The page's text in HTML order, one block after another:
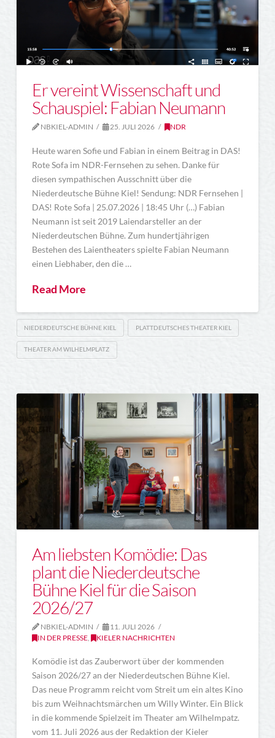
Er vereint Wissenschaft und
Schauspiel: Fabian Neumann
NBKIEL-ADMIN 25. JULI 2026 NDR
Heute waren Sofie und Fabian in einem Beitrag in DAS!
Rote Sofa im NDR-Fernsehen zu sehen. Danke für
diesen sympathischen Ausschnitt über die
Niederdeutsche Bühne Kiel! Sendung: NDR Fernsehen |
DAS! Rote Sofa | 25.07.2026 | 18:45 Uhr (…) Fabian
Neumann ist seit 2019 Laiendarsteller an der
Niederdeutschen Bühne. Zum hundertjährigen
Bestehen des Laientheaters spielte Fabian Neumann
einen Liebhaber, den die …
Read More
NIEDERDEUTSCHE BÜHNE KIEL PLATTDEUTSCHES THEATER KIEL
THEATER AM WILHELMPLATZ
Am liebsten Komödie: Das
plant die Niederdeutsche
Bühne Kiel für die Saison
2026/27
NBKIEL-ADMIN
11. JULI 2026
IN DER PRESSE, KIELER NACHRICHTEN
Komödie ist das Zauberwort über der kommenden
Saison 2026/27 an der Niederdeutschen Bühne Kiel.
Das neue Programm reicht vom Streit um ein altes Kino
bis zum Weihnachtsmärchen um Willy Winter. Ein Blick
in die kommende Spielzeit im Theater am Wilhelmpatz.
vom 11. Juli 2026 aus der Redaktion der Kieler